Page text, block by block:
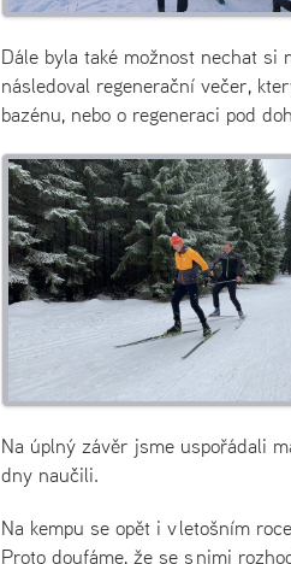
Dále byla také možnost nechat si
následoval regenerační večer,
bazénu, nebo o regeneraci pod
Na úplný závěr jsme uspořádali
dny naučili.
Na kempu se opět i v letošním
Proto doufáme, že se s nimi